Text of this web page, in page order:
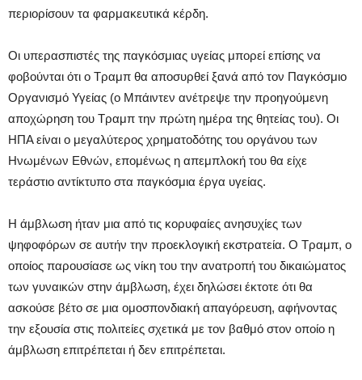
περιορίσουν τα φαρμακευτικά κέρδη.
Οι υπερασπιστές της παγκόσμιας υγείας μπορεί επίσης να
φοβούνται ότι ο Τραμπ θα αποσυρθεί ξανά από τον Παγκόσμιο
Οργανισμό Υγείας (ο Μπάιντεν ανέτρεψε την προηγούμενη
αποχώρηση του Τραμπ την πρώτη ημέρα της θητείας του). Οι
ΗΠΑ είναι ο μεγαλύτερος χρηματοδότης του οργάνου των
Ηνωμένων Εθνών, επομένως η απεμπλοκή του θα είχε
τεράστιο αντίκτυπο στα παγκόσμια έργα υγείας.
Η άμβλωση ήταν μια από τις κορυφαίες ανησυχίες των
ψηφοφόρων σε αυτήν την προεκλογική εκστρατεία. Ο Τραμπ, ο
οποίος παρουσίασε ως νίκη του την ανατροπή του δικαιώματος
των γυναικών στην άμβλωση, έχει δηλώσει έκτοτε ότι θα
ασκούσε βέτο σε μια ομοσπονδιακή απαγόρευση, αφήνοντας
την εξουσία στις πολιτείες σχετικά με τον βαθμό στον οποίο η
άμβλωση επιτρέπεται ή δεν επιτρέπεται.